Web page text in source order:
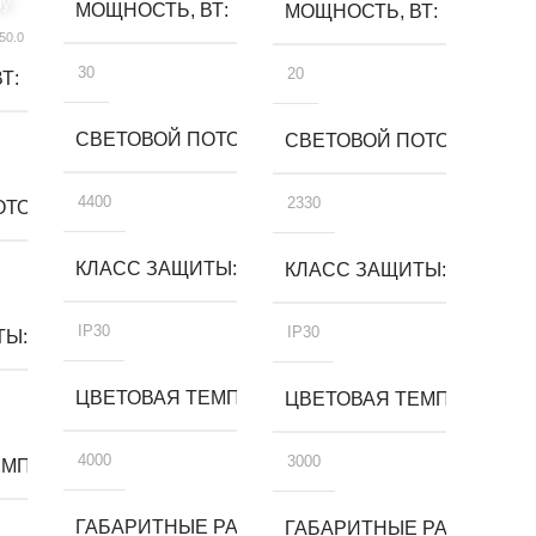
ЛМ
К
МОЩНОСТЬ, ВТ
30
СВЕТОВОЙ ПОТОК, ЛМ
4400
КЛАСС ЗАЩИТЫ
IP30
ЦВЕТОВАЯ ТЕМПЕРАТУРА, К
4000
ГАБАРИТНЫЕ РАЗМЕРЫ, ММ
МОЩНОСТЬ, ВТ
20
СВЕТОВОЙ ПОТОК, ЛМ
2330
КЛАСС ЗАЩИТЫ
IP30
ЦВЕТОВАЯ
3000
ГАБАРИТНЫЕ РАЗМЕРЫ,